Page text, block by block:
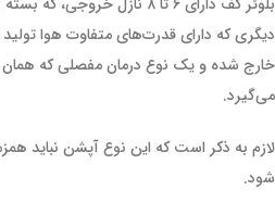
دیگری که دارای قدرت‌های متفاوت هوا
خارج شده و یک نوع درمان مفصلی که
می‌گیرد.
لازم به ذکر است که این نوع آپشن نباید
شود.